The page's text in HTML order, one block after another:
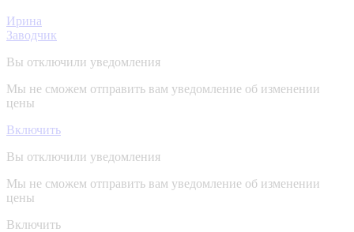
Ирина
Заводчик
Вы отключили уведомления
Мы не сможем отправить вам уведомление об изменении
цены
Включить
Вы отключили уведомления
Мы не сможем отправить вам уведомление об изменении
цены
Включить